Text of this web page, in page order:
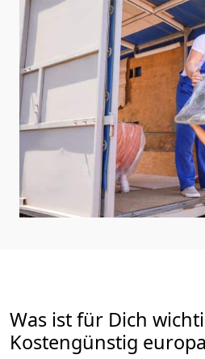
Was ist für Dich
Kostengünstig